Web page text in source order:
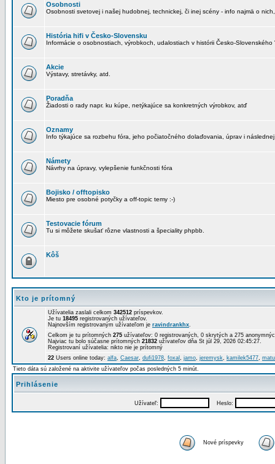
Osobnosti
Osobnosti svetovej i našej hudobnej, technickej, či inej scény - info najmä o
História hifi v Česko-Slovensku
Informácie o osobnostiach, výrobkoch, udalostiach v histórii Česko-Slovenského
Akcie
Výstavy, stretávky, atd.
Poradňa
Žiadosti o rady napr. ku kúpe, netýkajúce sa konkretných výrobkov, atď
Oznamy
Info týkajúce sa rozbehu fóra, jeho počiatočného dolaďovania, úprav i
Námety
Návrhy na úpravy, vylepšenie funkčnosti fóra
Bojisko / offtopisko
Miesto pre osobné potyčky a off-topic temy :-)
Testovacie fórum
Tu si môžete skušať rôzne vlastnosti a špeciality phpbb.
Kôš
Kto je prítomný
Užívatelia zaslali celkom 342512 príspevkov.
Je tu 18495 registrovaných užívateľov.
Najnovším registrovaným užívateľom je ravindrankhx.
Celkom je tu prítomných 275 užívateľov: 0 registrovaných, 0 skrytých a 275
Najviac tu bolo súčasne prítomných 21832 užívateľov dňa St júl 29, 2026 02:45:27.
Registrovaní užívatelia: nikto nie je prítomný
22 Users online today: alfa, Caesar, dufi1978, foxal , jamo, jeremysk, kamilek5477,
Tieto dáta sú založené na aktivite užívateľov počas posledných 5 minút.
Prihlásenie
Užívateľ: Heslo:
Nové príspevky